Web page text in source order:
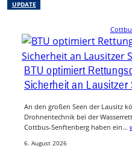
UPDATE
BTU optimiert
Sicherheit an Lausitzer
An den großen Seen der Lausitz
Drohnentechnik bei der
Cottbus-Senftenberg haben ein…
6. August 2026